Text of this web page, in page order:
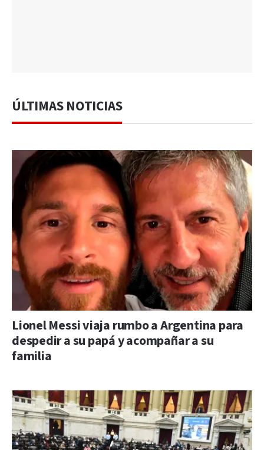
ÚLTIMAS NOTICIAS
Lionel Messi viaja rumbo a Argentina para
despedir a su papá y acompañar a su
familia